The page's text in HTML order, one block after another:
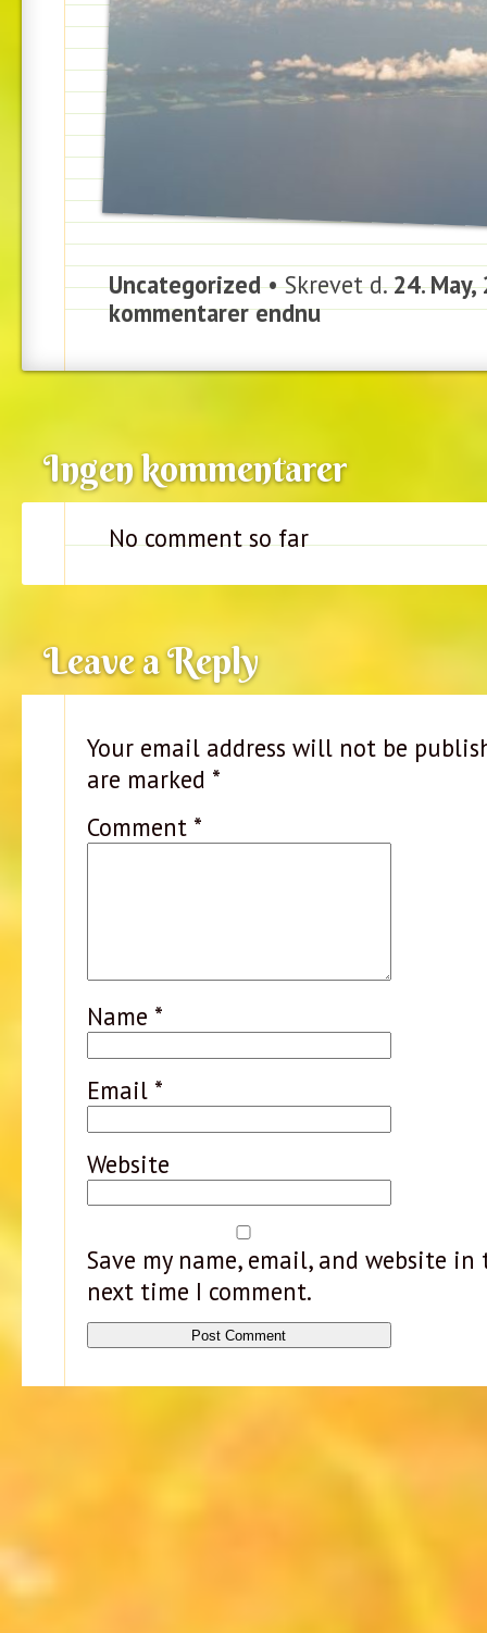
Uncategorized• Skrevet d.24.
kommentarer endnu
Ingen kommentarer
No comment so far
Leave a Reply
Your email address will not be
are marked *
Comment *
Name *
Email *
Website
Save my name, email, and website
next time I comment.